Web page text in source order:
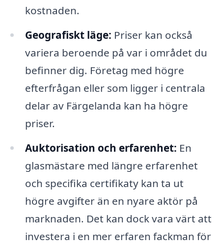
kostnaden.
Geografiskt läge: Priser kan också
variera beroende på var i området du
befinner dig. Företag med högre
efterfrågan eller som ligger i centrala
delar av Färgelanda kan ha högre
priser.
Auktorisation och erfarenhet: En
glasmästare med längre erfarenhet
och specifika certifikaty kan ta ut
högre avgifter än en nyare aktör på
marknaden. Det kan dock vara värt att
investera i en mer erfaren fackman för